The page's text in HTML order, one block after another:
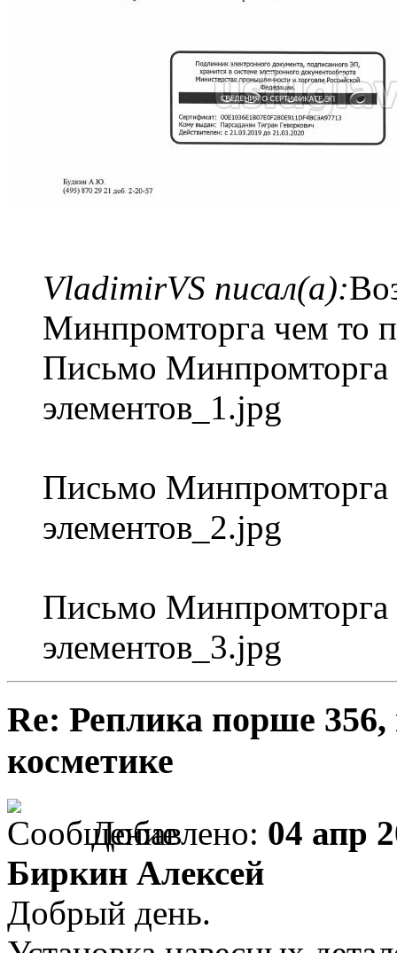
VladimirVS писал(а):
Минпромторга чем то
Письмо Минпромторга
элементов_1.jpg
Письмо Минпромторга
элементов_2.jpg
Письмо Минпромторга
элементов_3.jpg
Re: Реплика порше 356,
косметике
Добавлено: 04 апр
Биркин Алексей
Добрый день.